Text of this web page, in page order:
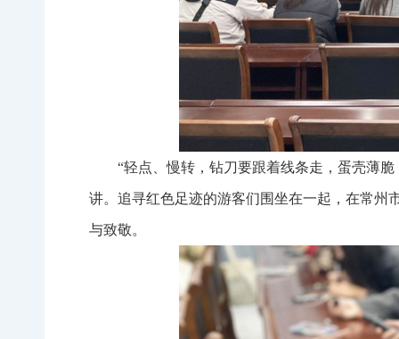
“轻点、慢转，钻刀要跟着线条走，蛋壳薄
讲。追寻红色足迹的游客们围坐在一起，在常州
与致敬。